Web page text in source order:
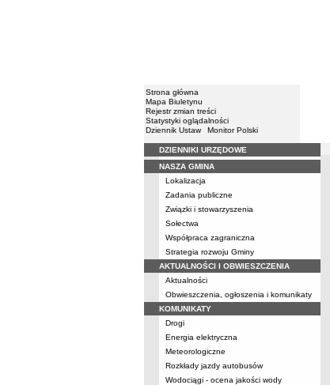
Strona główna
Mapa Biuletynu
Rejestr zmian treści
Statystyki oglądalności
Dziennik Ustaw
Monitor Polski
Menu
DZIENNIKI URZĘDOWE
NASZA GMINA
Lokalizacja
Zadania publiczne
Związki i stowarzyszenia
Sołectwa
Współpraca zagraniczna
Strategia rozwoju Gminy
AKTUALNOŚCI I OBWIESZCZENIA
Aktualności
Obwieszczenia, ogłoszenia i komunikaty
KOMUNIKATY
Drogi
Energia elektryczna
Meteorologiczne
Rozkłady jazdy autobusów
Wodociągi - ocena jakości wody